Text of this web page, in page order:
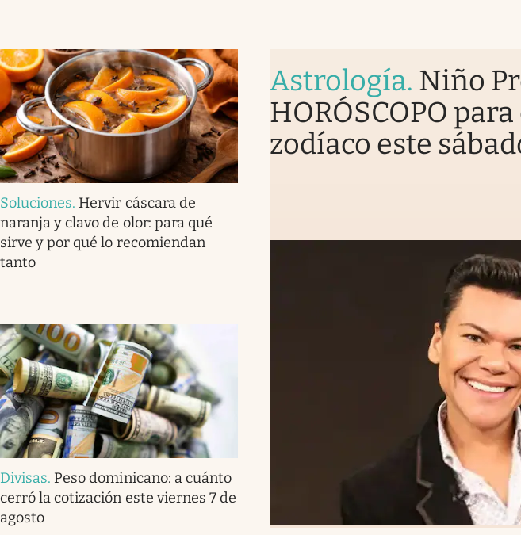
Soluciones. Hervir cáscara de
naranja y clavo de olor: para qué
sirve y por qué lo recomiendan
tanto
Astrología. Niño
HORÓSCOPO
zodíaco este
Divisas. Peso dominicano: a cuánto
cerró la cotización este viernes 7 de
agosto